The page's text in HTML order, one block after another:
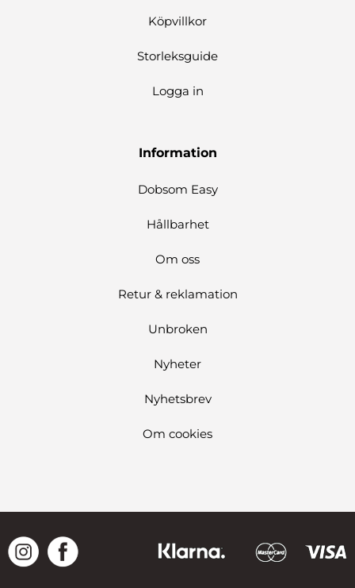
Köpvillkor
Storleksguide
Logga in
Information
Dobsom Easy
Hållbarhet
Om oss
Retur & reklamation
Unbroken
Nyheter
Nyhetsbrev
Om cookies